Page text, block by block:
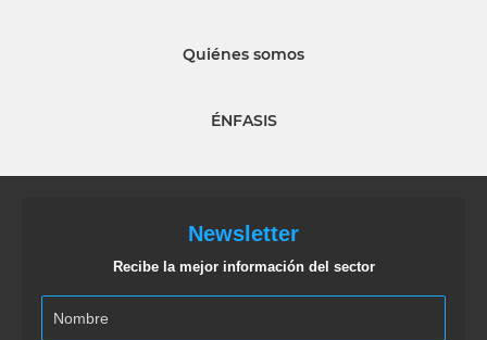
Quiénes somos
ÉNFASIS
Newsletter
Recibe la mejor información del sector